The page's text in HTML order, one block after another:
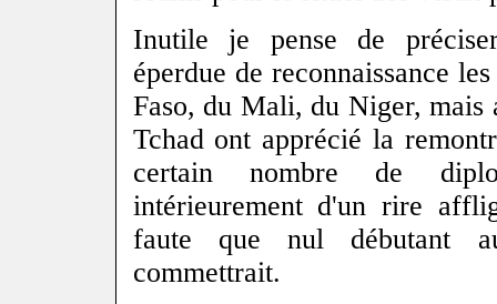
Inutile je pense de
éperdue de reconnaissance
Faso, du Mali, du Niger, mais
Tchad ont apprécié la
certain nombre de
intérieurement d'un rire
faute que nul débutant
commettrait.